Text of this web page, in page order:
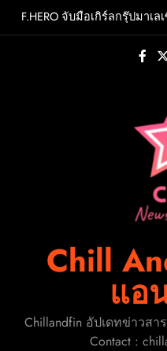
แต่หัวใจยังวนกลับไปที่เดิม
F.HERO จับมือเกิร์ลกรุ๊ปมาเล
WHIB กลับมาสร้างสีสันรับซั
2 CHERRY PIEพร้อมออกเดิ
คนไทยเป็นอะไรกับคนเก่า!
เพลง “รอบที่ล้าน (Loop)” เ
แต่หัวใจยังวนกลับไปที่เดิม
F.HERO จับมือเกิร์ลกรุ๊ปมาเล
ใหม่สุดสตรอง “G.O.A.T”รว
สร้างปรากฏการณ์ใหม่แห่งวง
WHIB กลับมาสร้างสีสันรับซั
2 CHERRY PIEพร้อมออกเดิ
ตนที่เป็นเอกลักษณ์ของตัวเอง
ถอดรหัส AI ประเทศไทย จะเ
Chill
แอ
Chillandfin อัปเดทข่าวส
Contact :